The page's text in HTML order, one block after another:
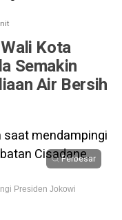
Kota
Semakin
Air Bersih
Perbesar
Presiden Jokowi